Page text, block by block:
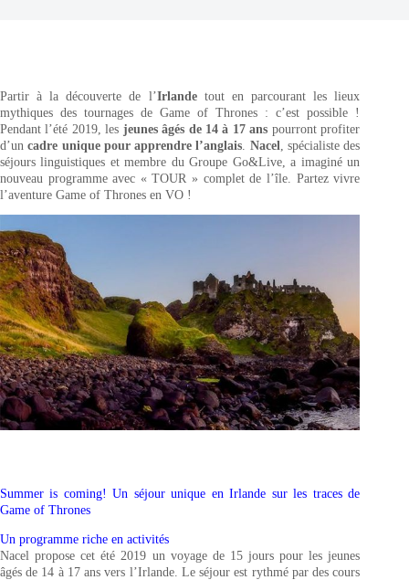
Partir à la découverte de l’Irlandetout en parcourant les lieux
mythiques des tournages de Game of Thrones : c’est possible !
Pendant l’été 2019, les jeunes âgés de 14 à 17 ans pourront profiter
d’uncadre unique pour apprendre l’anglais. Nacel, spécialiste des
séjours linguistiques et membre du Groupe Go&Live, a imaginé un
nouveau programme avec « TOUR » complet de l’île. Partez vivre
l’aventure Game of Thrones en VO !
Summer is coming!Un séjour unique en Irlande sur les traces de
Game of Thrones
Un programme riche en activités
Nacel propose cet été 2019 un voyage de 15 jours pour les jeunes
âgés de 14 à 17 ans vers l’Irlande. Le séjour est rythmé par des cours